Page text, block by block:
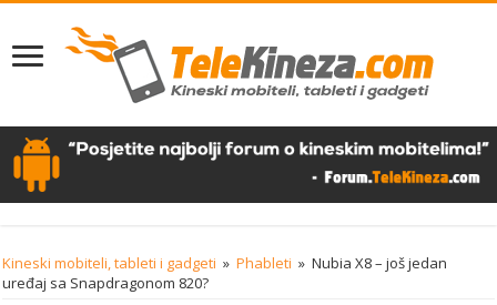
Kineski mobiteli, tableti i gadgeti » Phableti » Nubia X8 – još jedan
uređaj sa Snapdragonom 820?